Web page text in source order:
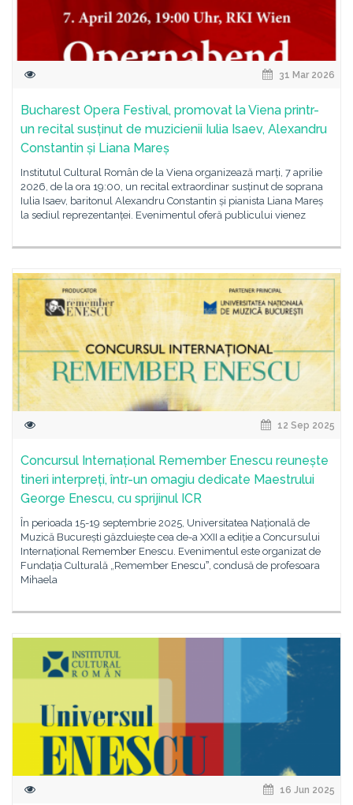
31 Mar 2026
Bucharest Opera Festival, promovat la Viena printr-
un recital susținut de muzicienii Iulia Isaev, Alexandru
Constantin și Liana Mareș
Institutul Cultural Român de la Viena organizează marți, 7 aprilie
2026, de la ora 19:00, un recital extraordinar susținut de soprana
Iulia Isaev, baritonul Alexandru Constantin și pianista Liana Mareș
la sediul reprezentanței. Evenimentul oferă publicului vienez
12 Sep 2025
Concursul Internațional Remember Enescu reunește
tineri interpreți, într-un omagiu dedicate Maestrului
George Enescu, cu sprijinul ICR
În perioada 15-19 septembrie 2025, Universitatea Națională de
Muzică București găzduiește cea de-a XXII a ediție a Concursului
Internațional Remember Enescu. Evenimentul este organizat de
Fundația Culturală „Remember Enescuˮ, condusă de profesoara
Mihaela
16 Jun 2025